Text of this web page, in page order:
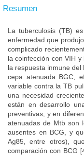
Resumen
La tuberculosis (TB)
enfermedad que
complicado
la coinfección con VIH
la respuesta inmune
cepa atenuada BGC,
variable contra la TB
una necesidad
están en desarrollo
preventivas, y en
atenuadas de Mtb son
ausentes en BCG, y
Ag85, entre otros),
comparación con BCG